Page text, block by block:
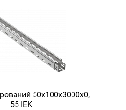
50х100х3000х0,
55 IEK